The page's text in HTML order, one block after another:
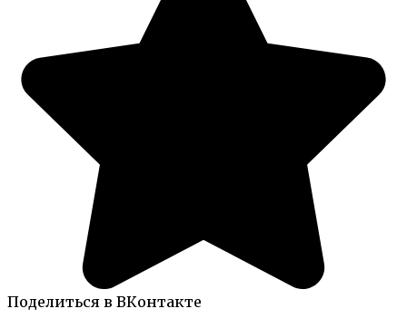
Поделиться в ВКонтакте